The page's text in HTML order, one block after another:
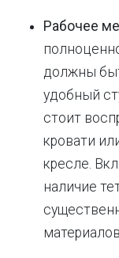
Рабочее
должны
удобный
стоит
кровати
кресле.
наличие